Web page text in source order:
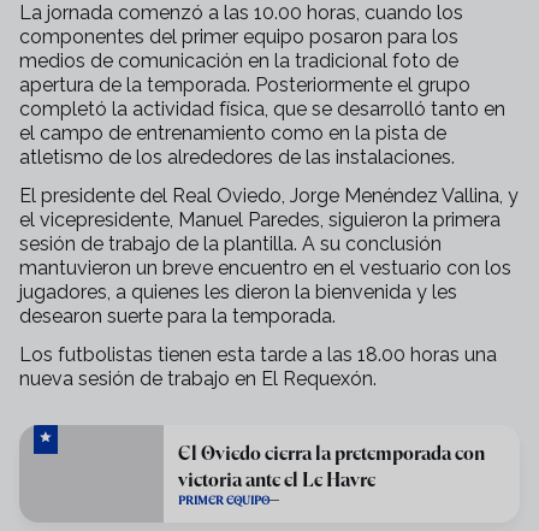
La jornada comenzó a las 10.00 horas, cuando los
componentes del primer equipo posaron para los
medios de comunicación en la tradicional foto de
apertura de la temporada. Posteriormente el grupo
completó la actividad física, que se desarrolló tanto en
el campo de entrenamiento como en la pista de
atletismo de los alrededores de las instalaciones.
El presidente del Real Oviedo, Jorge Menéndez Vallina, y
el vicepresidente, Manuel Paredes, siguieron la primera
sesión de trabajo de la plantilla. A su conclusión
mantuvieron un breve encuentro en el vestuario con los
jugadores, a quienes les dieron la bienvenida y les
desearon suerte para la temporada.
Los futbolistas tienen esta tarde a las 18.00 horas una
nueva sesión de trabajo en El Requexón.
El Oviedo cierra la pretemporada con
victoria ante el Le Havre
PRIMER EQUIPO